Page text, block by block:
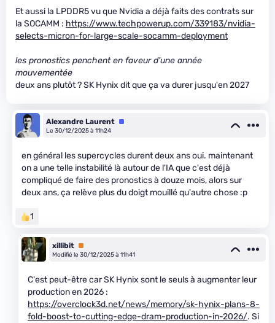
Et aussi la LPDDR5 vu que Nvidia a déjà faits des contrats sur
la SOCAMM : https://www.techpowerup.com/339183/nvidia-
selects-micron-for-large-scale-socamm-deployment
les pronostics penchent en faveur d'une année
mouvementée
deux ans plutôt ? SK Hynix dit que ça va durer jusqu'en 2027
Alexandre Laurent Équipe
Le 30/12/2025 à 11h24
en général les supercycles durent deux ans oui. maintenant
on a une telle instabilité là autour de l'IA que c'est déjà
compliqué de faire des pronostics à douze mois, alors sur
deux ans, ça relève plus du doigt mouillé qu'autre chose :p
1
xillibit Premium
Modifié le 30/12/2025 à 11h41
C'est peut-être car SK Hynix sont le seuls à augmenter leur
production en 2026 :
https://overclock3d.net/news/memory/sk-hynix-plans-8-
fold-boost-to-cutting-edge-dram-production-in-2026/. Si